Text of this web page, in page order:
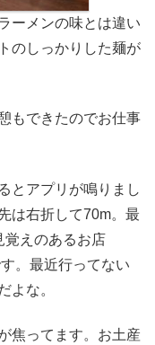
ーメンの味とは違い
のしっかりした麺が
もできたのでお仕事
とアプリが鳴りまし
は右折して70m。最
覚えのあるお店
。最近行ってない
よな。
焦ってます。お土産